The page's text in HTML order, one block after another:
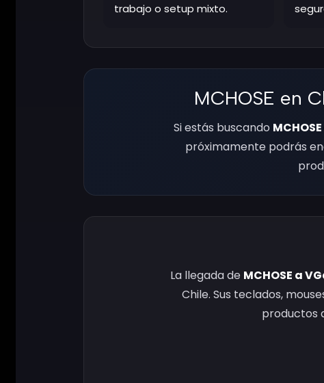
trabajo o setup mixto.
MCHOSE en
Si estás buscando
próximamente podrás
La llegada de MCHOSE a
Chile. Sus teclados,
productos